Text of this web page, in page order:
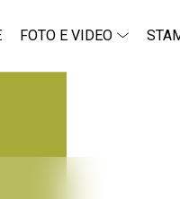
FOTO E VIDEO